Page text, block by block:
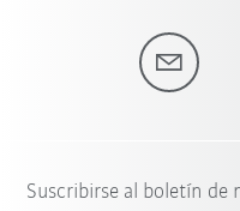
Suscribirse al boletín de